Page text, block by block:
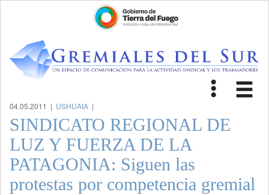
Toggle
04.05.2011 | USHUAIA |
SINDICATO REGIONAL DE
LUZ Y FUERZA DE LA
PATAGONIA: Siguen las
protestas por competencia gremial